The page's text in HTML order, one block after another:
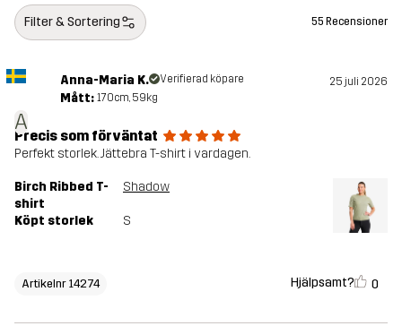
Filter & Sortering 55 Recensioner
A
Anna-Maria K. Verifierad köpare 25 juli 2026
Mått: 170cm, 59kg
Precis som förväntat
Perfekt storlek. Jättebra T-shirt i vardagen.
Birch Ribbed T-
shirt
Shadow
Köpt storlek S
Artikelnr 14274 Hjälpsamt? 0